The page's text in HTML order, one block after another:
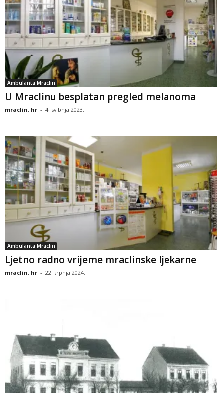
Ambulanta Mraclin
U Mraclinu besplatan pregled melanoma
mraclin. hr - 4. svibnja 2023.
Ambulanta Mraclin
Ljetno radno vrijeme mraclinske ljekarne
mraclin. hr - 22. srpnja 2024.